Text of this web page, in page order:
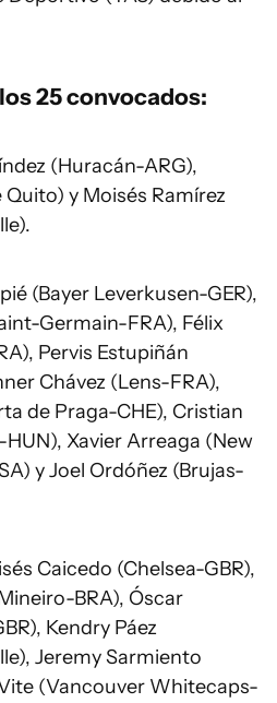
25 convocados:
(Huracán-ARG),
y Moisés Ramírez
(Bayer Leverkusen-GER),
Germain-FRA), Félix
Pervis Estupiñán
Chávez (Lens-FRA),
de Praga-CHE), Cristian
Xavier Arreaga (New
y Joel Ordóñez (Brujas-
Caicedo (Chelsea-GBR),
BRA), Óscar
Kendry Páez
Jeremy Sarmiento
(Vancouver Whitecaps-